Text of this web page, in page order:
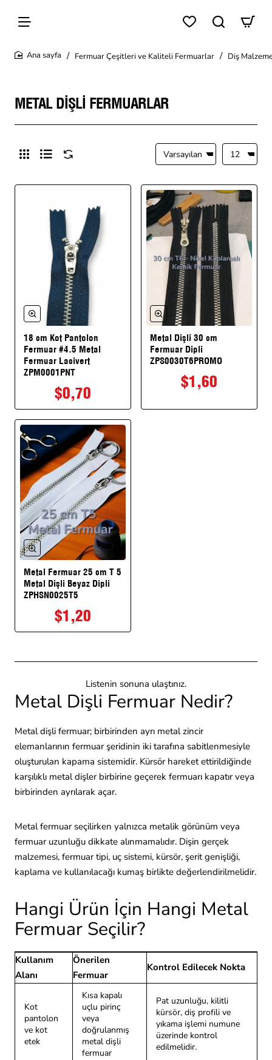
Fermuar Çeşitleri ve Kaliteli Fermuarlar Diş
METAL DIŞLI FERMUARLAR
Metal Dişli Fermuar Nedir?
Metal dişli fermuar; birbirinden ayrı metal zincir
elemanlarının fermuar şeridinin iki tarafına sabitlenmesiyle
oluşturulan kapama sistemidir. Kürsör hareket ettirildiğinde
karşılıklı metal dişler birbirine geçerek fermuarı kapatır veya
birbirinden ayrılarak açar.
Metal fermuar seçilirken yalnızca metalik görünüm veya
fermuar uzunluğu dikkate alınmamalıdır. Dişin gerçek
malzemesi, fermuar tipi, uç sistemi, kürsör, şerit genişliği,
kaplama ve kullanılacağı kumaş birlikte değerlendirilmelidir.
Hangi Ürün İçin Hangi Metal
Fermuar Seçilir?
Kullanım
Alanı
Önerilen
Fermuar
Kontrol Edilecek Nokta
Kot
pantolon
ve kot
etek
Kısa kapalı
uçlu pirinç
veya
doğrulanmış
metal dişli
fermuar
Pat uzunluğu, kilitli
kürsör, diş profili ve
yıkama işlemi numune
üzerinde kontrol
edilmelidir.
18 cm Kot Pantolon
Fermuar #4.5 Metal
Fermuar Lacivert
ZPM0001PNT
$0,70
Perakende Stok Ürün
Metal Dişli 30 cm
Fermuar Dipli
ZPS0030T6PROMO
$1,60
Perakende Stok Ürün
Metal Fermuar 25 cm T 5
Metal Dişli Beyaz Dipli
ZPHSN0025T5
$1,20
Listenin sonuna ulaştınız.